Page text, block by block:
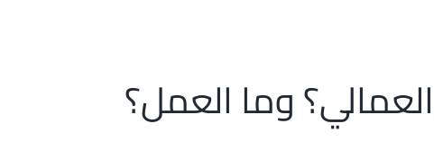
وما العمل؟